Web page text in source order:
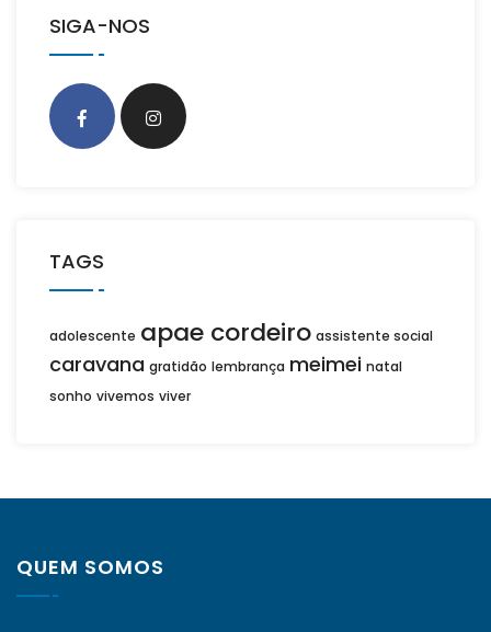
SIGA-NOS
TAGS
adolescente apae cordeiro assistente social
caravana gratidão lembrança meimei natal
sonho vivemos viver
QUEM SOMOS